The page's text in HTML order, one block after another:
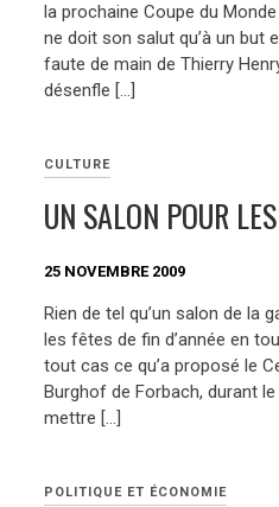
la prochaine Coupe du
ne doit son salut qu’à un but
faute de main de Thierry
désenfle […]
CULTURE
UN SALON POUR
25 NOVEMBRE 2009
Rien de tel qu’un salon de la
les fêtes de fin d’année en
tout cas ce qu’a proposé le
Burghof de Forbach, durant
mettre […]
POLITIQUE ET ÉCONOMIE